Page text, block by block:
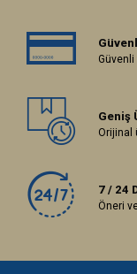
Geniş
Orijinal
7 / 24
Öneri